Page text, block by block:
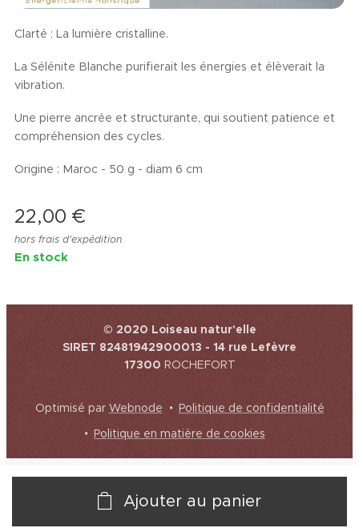
Clarté : La lumière cristalline.
La Sélénite Blanche purifierait les énergies et élèverait la
vibration.
Une pierre ancrée et structurante, qui soutient patience et
compréhension des cycles.
Origine : Maroc - 50 g - diam 6 cm
22,00 €
hors frais d'expédition
En stock
Ajouter au panier
© 2020 Loiseau natur'elle
SIRET 82481942900013 - 14 rue Lefèvre
17300ROCHEFORT
Optimisé parWebnode
Politique de confidentialité
Politique en matière de cookies